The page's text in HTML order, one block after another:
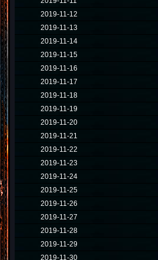
2019-11-12
2019-11-13
2019-11-14
2019-11-15
2019-11-16
2019-11-17
2019-11-18
2019-11-19
2019-11-20
2019-11-21
2019-11-22
2019-11-23
2019-11-24
2019-11-25
2019-11-26
2019-11-27
2019-11-28
2019-11-29
2019-11-30